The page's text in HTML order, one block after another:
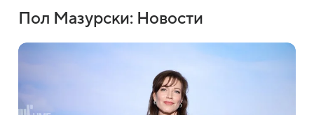
Пол Мазурски: Новости